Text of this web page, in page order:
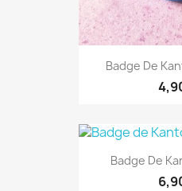
Badge De
Badge De